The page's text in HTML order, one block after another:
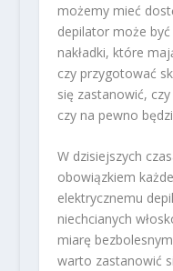
możemy mieć
depilator może
nakładki, które
czy przygotować
się zastanowić,
czy na pewno
W dzisiejszych
obowiązkiem
elektrycznemu
niechcianych
miarę
warto zastanowić